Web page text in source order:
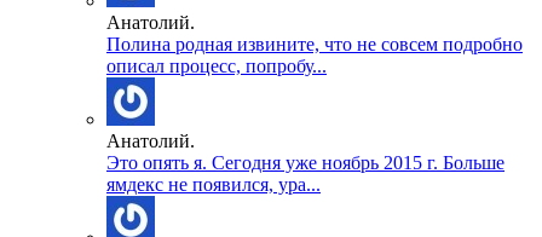
Анатолий.
Полина родная извините, что не совсем подробно
описал процесс, попробу...
Анатолий.
Это опять я. Сегодня уже ноябрь 2015 г. Больше
ямдекс не появился, ура...